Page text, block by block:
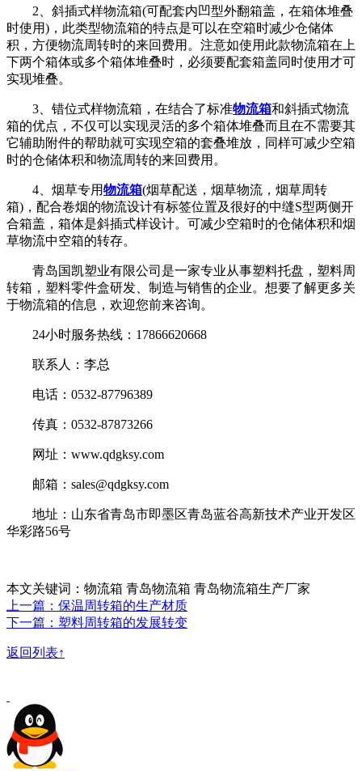
2、斜插式样物流箱(可配套内凹型外翻箱盖，在箱体堆叠
时使用)，此类型物流箱的特点是可以在空箱时减少仓储体
积，方便物流周转时的来回费用。注意如使用此款物流箱在上
下两个箱体或多个箱体堆叠时，必须要配套箱盖同时使用才可
实现堆叠。
3、错位式样物流箱，在结合了标准物流箱和斜插式物流
箱的优点，不仅可以实现灵活的多个箱体堆叠而且在不需要其
它辅助附件的帮助就可实现空箱的套叠堆放，同样可减少空箱
时的仓储体积和物流周转的来回费用。
4、烟草专用物流箱(烟草配送，烟草物流，烟草周转
箱)，配合卷烟的物流设计有标签位置及很好的中缝S型两侧开
合箱盖，箱体是斜插式样设计。可减少空箱时的仓储体积和烟
草物流中空箱的转存。
青岛国凯塑业有限公司是一家专业从事塑料托盘，塑料周
转箱，塑料零件盒研发、制造与销售的企业。想要了解更多关
于物流箱的信息，欢迎您前来咨询。
24小时服务热线：17866620668
联系人：李总
电话：0532-87796389
传真：0532-87873266
网址：www.qdgksy.com
邮箱：sales@qdgksy.com
地址：山东省青岛市即墨区青岛蓝谷高新技术产业开发区
华彩路56号
本文关键词：物流箱 青岛物流箱 青岛物流箱生产厂家
上一篇：保温周转箱的生产材质
下一篇：塑料周转箱的发展转变
返回列表↑